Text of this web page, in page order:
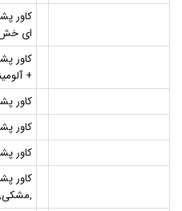
کاور
ای خش
کاور
+
کاور
کاور
کاور
کاور